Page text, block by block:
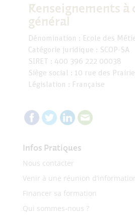
Renseignements à
général
Dénomination : Ecole des
Catégorie juridique : SCOP-SA
SIRET : 400 396 222 00038
Siège social : 10 rue des
Législation : Française
Infos Pratiques
Nous contacter
Venir à une réunion
Financer sa formation
Qui sommes-nous ?